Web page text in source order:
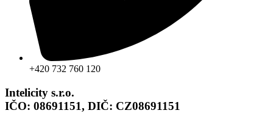
+420 732 760 120
Intelicity s.r.o.
IČO: 08691151, DIČ: CZ08691151